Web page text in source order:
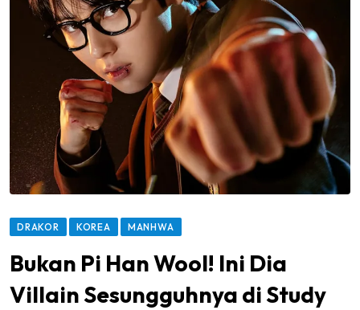
DRAKOR KOREA MANHWA
Bukan Pi Han Wool! Ini Dia
Villain Sesungguhnya di Study